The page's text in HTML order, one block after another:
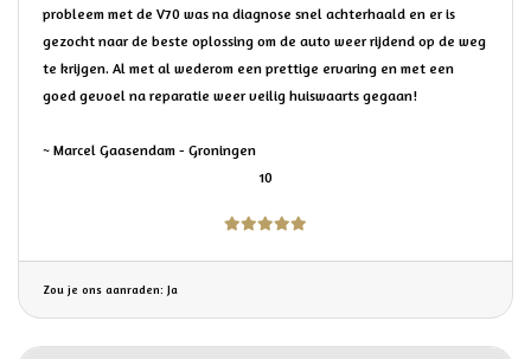
probleem met de V70 was na diagnose snel achterhaald en er is
gezocht naar de beste oplossing om de auto weer rijdend op de weg
te krijgen. Al met al wederom een prettige ervaring en met een
goed gevoel na reparatie weer veilig huiswaarts gegaan!
~ Marcel Gaasendam - Groningen
10
Zou je ons aanraden: Ja